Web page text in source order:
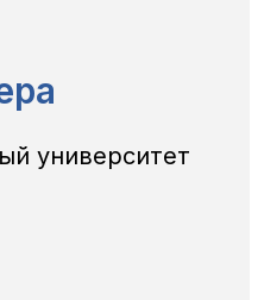
университет